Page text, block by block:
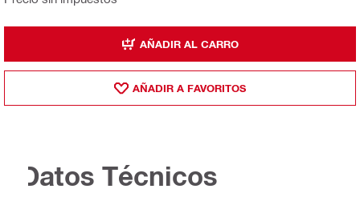
AÑADIR AL CARRO
AÑADIR A FAVORITOS
Datos Técnicos